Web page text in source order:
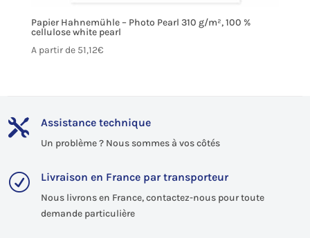
Papier Hahnemühle – Photo Pearl 310 g/m², 100 %
cellulose white pearl
A partir de 51,12€
 Assistance technique
Un problème ? Nous sommes à vos côtés
R Livraison en France par transporteur
Nous livrons en France, contactez-nous pour toute
demande particulière